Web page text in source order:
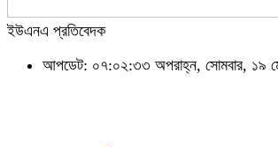
ইউএনএ প্রতিবেদক
আপডেট: ০৭:০২:৩৩ অপরাহ্ন, সোমবার, ১৯